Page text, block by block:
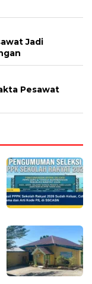
Jadi
Pesawat